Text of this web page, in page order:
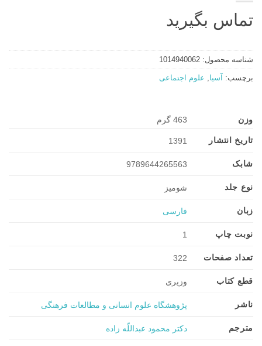
تماس بگیرید
شناسه محصول: 1014940062
برچسب: آسیا علوم اجتماعی
وزن 463 گرم
تاریخ انتشار 1391
شابک 9789644265563
نوع جلد شومیز
زبان فارسی
نوبت چاپ 1
تعداد صفحات 322
قطع کتاب وزیری
ناشر پژوهشگاه علوم انسانی و مطالعات فرهنگی
مترجم دکتر محمود عبداللّه زاده